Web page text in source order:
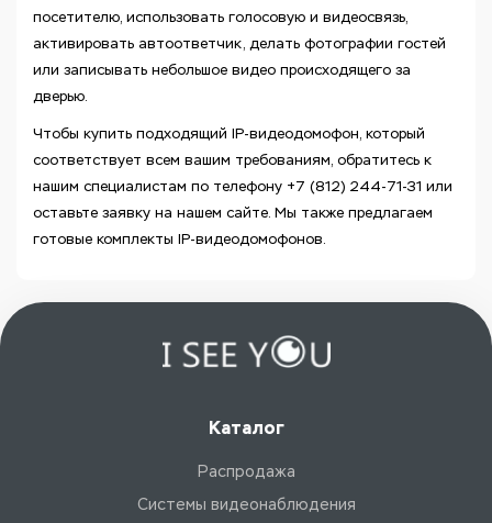
посетителю, использовать голосовую и видеосвязь,
активировать автоответчик, делать фотографии гостей
или записывать небольшое видео происходящего за
дверью.
Чтобы купить подходящий IP-видеодомофон, который
соответствует всем вашим требованиям, обратитесь к
нашим специалистам по телефону +7 (812) 244-71-31 или
оставьте заявку на нашем сайте. Мы также предлагаем
готовые комплекты IP-видеодомофонов.
Каталог
Распродажа
Системы видеонаблюдения